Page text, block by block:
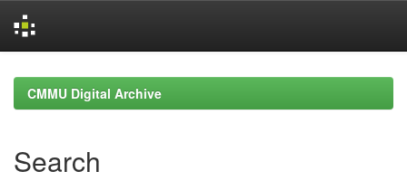
navigationCMMU Digital Archive
Search